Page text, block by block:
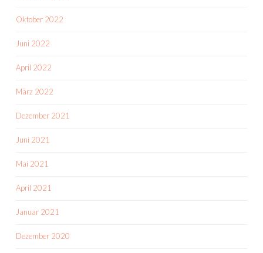
Oktober 2022
Juni 2022
April 2022
März 2022
Dezember 2021
Juni 2021
Mai 2021
April 2021
Januar 2021
Dezember 2020